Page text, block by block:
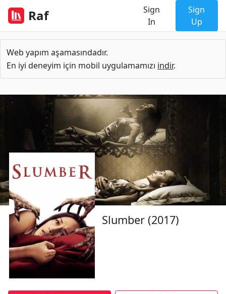
Raf
Sign
In
Sign
Up
Web yapım aşamasındadır.
En iyi deneyim için mobil uygulamamızı indir.
Slumber (2017)